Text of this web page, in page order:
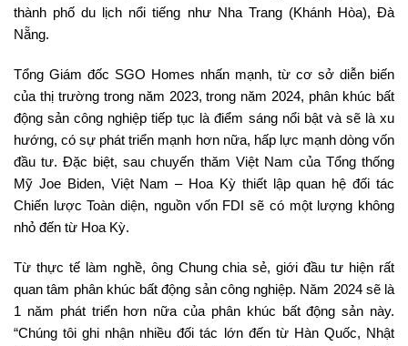
thành phố du lịch nổi tiếng như Nha Trang (Khánh Hòa), Đà
Nẵng.
Tổng Giám đốc SGO Homes nhấn mạnh, từ cơ sở diễn biến
của thị trường trong năm 2023, trong năm 2024, phân khúc bất
động sản công nghiệp tiếp tục là điểm sáng nổi bật và sẽ là xu
hướng, có sự phát triển mạnh hơn nữa, hấp lực mạnh dòng vốn
đầu tư. Đặc biệt, sau chuyến thăm Việt Nam của Tổng thống
Mỹ Joe Biden, Việt Nam – Hoa Kỳ thiết lập quan hệ đối tác
Chiến lược Toàn diện, nguồn vốn FDI sẽ có một lượng không
nhỏ đến từ Hoa Kỳ.
Từ thực tế làm nghề, ông Chung chia sẻ, giới đầu tư hiện rất
quan tâm phân khúc bất động sản công nghiệp. Năm 2024 sẽ là
1 năm phát triển hơn nữa của phân khúc bất động sản này.
“Chúng tôi ghi nhận nhiều đối tác lớn đến từ Hàn Quốc, Nhật